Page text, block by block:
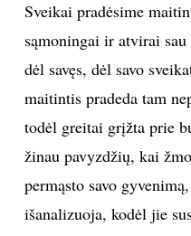
atsilieps visoms jo
grožiui. Jei reikėtų
būtų burokėlis. Jis yra
yra tikras daržovių
tonusą, kraujotaką,
sistemą.
Kokį patarimą
norintiems maitintis